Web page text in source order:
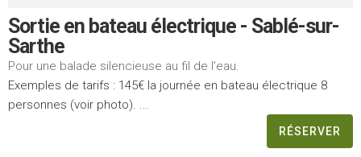
Sortie en bateau électrique - Sablé-sur-
Sarthe
Pour une balade silencieuse au fil de l'eau.
Exemples de tarifs : 145€ la journée en bateau électrique 8
personnes (voir photo). ...
RÉSERVER